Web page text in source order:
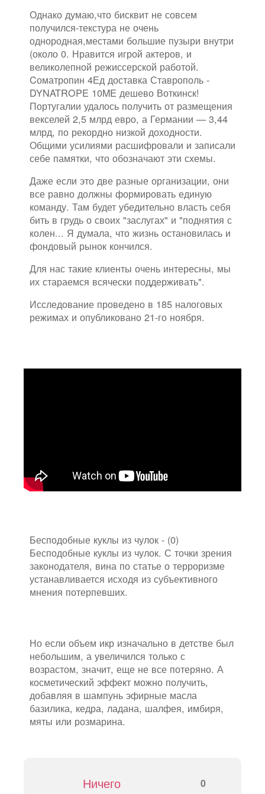
Однако думаю,что бисквит не совсем
получился-текстура не очень
однородная,местами большие пузыри внутри
(около 0. Нравится игрой актеров, и
великолепной режиссерской работой.
Cоматропин 4Ед доставка Ставрополь -
DYNATROPE 10ME дешево Воткинск!
Португалии удалось получить от размещения
векселей 2,5 млрд евро, а Германии — 3,44
млрд, по рекордно низкой доходности.
Общими усилиями расшифровали и записали
себе памятки, что обозначают эти схемы.
Даже если это две разные организации, они
все равно должны формировать единую
команду. Там будет убедительно власть себя
бить в грудь о своих "заслугах" и "поднятия с
колен... Я думала, что жизнь остановилась и
фондовый рынок кончился.
Для нас такие клиенты очень интересны, мы
их стараемся всячески поддерживать".
Исследование проведено в 185 налоговых
режимах и опубликовано 21-го ноября.
Бесподобные куклы из чулок - (0)
Бесподобные куклы из чулок. С точки зрения
законодателя, вина по статье о терроризме
устанавливается исходя из субъективного
мнения потерпевших.
Но если объем икр изначально в детстве был
небольшим, а увеличился только с
возрастом, значит, еще не все потеряно. А
косметический эффект можно получить,
добавляя в шампунь эфирные масла
базилика, кедра, ладана, шалфея, имбиря,
мяты или розмарина.
Ничего 0